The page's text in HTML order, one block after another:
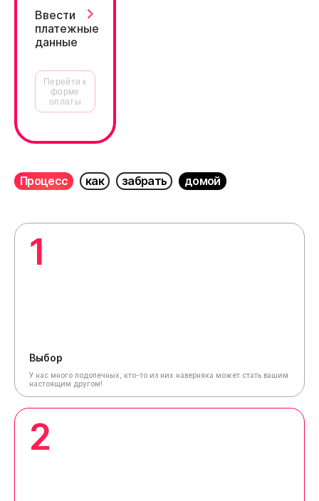
Ввести
платежные
данные
Перейти к
форме
оплаты
Процесс как забрать домой
1
Выбор
У нас много подопечных, кто-то из них наверняка может стать вашим
настоящим другом!
2